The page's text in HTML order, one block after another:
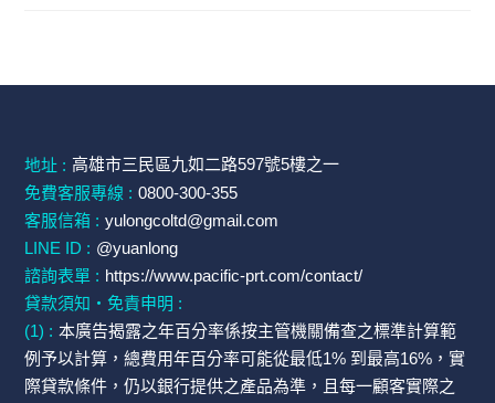
地址 : 高雄市三民區九如二路597號5樓之一
免費客服專線 : 0800-300-355
客服信箱 : yulongcoltd@gmail.com
LINE ID : @yuanlong
諮詢表單 : https://www.pacific-prt.com/contact/
貸款須知・免責申明 :
(1) : 本廣告揭露之年百分率係按主管機關備查之標準計算範
例予以計算，總費用年百分率可能從最低1% 到最高16%，實
際貸款條件，仍以銀行提供之產品為準，且每一顧客實際之